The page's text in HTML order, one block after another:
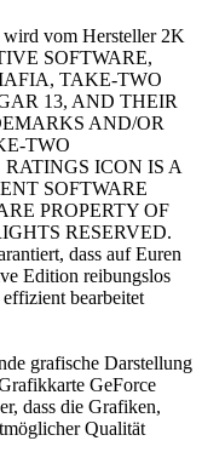
vom Hersteller 2K
SOFTWARE,
TAKE-TWO
13, AND THEIR
AND/OR
TWO
ICON IS A
SOFTWARE
PROPERTY OF
RESERVED.
dass auf Euren
Edition reibungslos
bearbeitet
grafische Darstellung
GeForce
dass die Grafiken,
Qualität